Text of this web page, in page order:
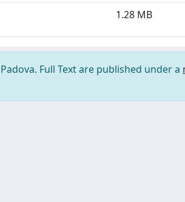
1.28 MB
Full Text are published under a